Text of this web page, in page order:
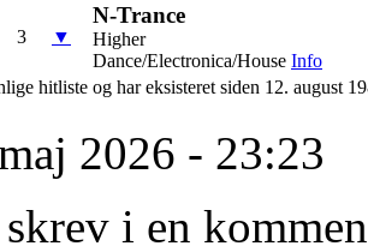
3 ▼
N-Trance
Higher
Dance/Electronica/House Info
hitliste og har eksisteret siden 12. august
2026 - 23:23
skrev i en